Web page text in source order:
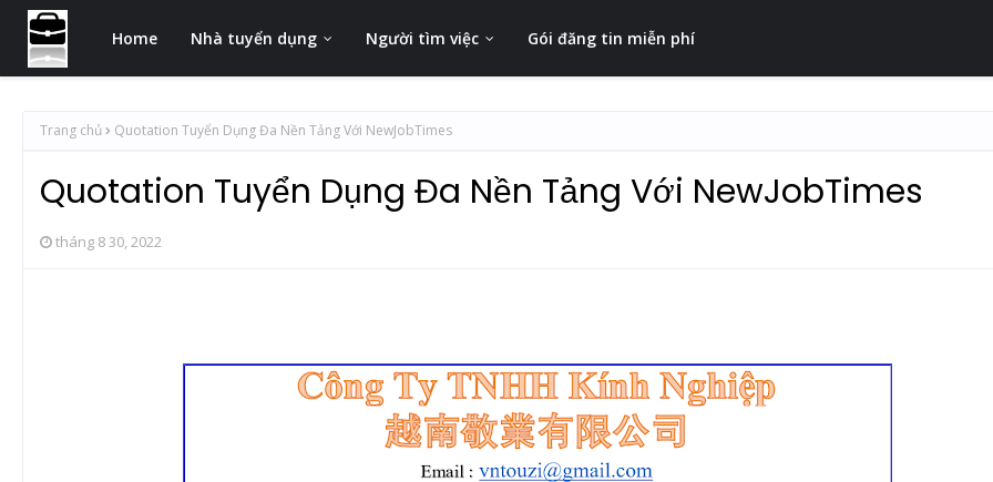
Home Nhà tuyển dụng Người tìm việc Gói đăng tin miễn phí
Trang chủ Quotation Tuyển Dụng Đa Nền Tảng Với NewJobTimes
Quotation Tuyển Dụng Đa Nền Tảng Với NewJobTimes
tháng 8 30, 2022